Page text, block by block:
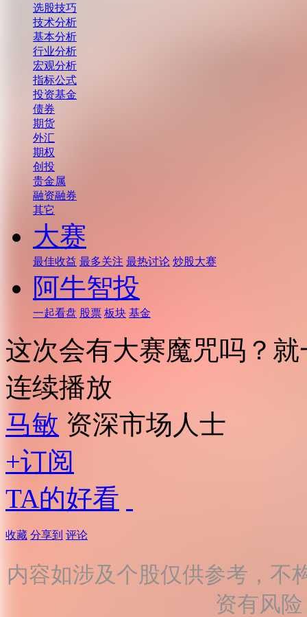
选股技巧
技术分析
基本分析
行业分析
宏观分析
指标公式
投资基金
债券
期货
外汇
期权
创投
贵金属
融资融券
其它
大赛
最佳收益 最多关注 最热讨论 炒股大赛
阿牛智投
一起看盘 股票 板块 基金
这次会有大赛魔咒吗？
连续播放
马敏 资深市场人士
+订阅
TA的好看
收藏 分享到 评论
内容如涉及个股仅供参考，不
资有风